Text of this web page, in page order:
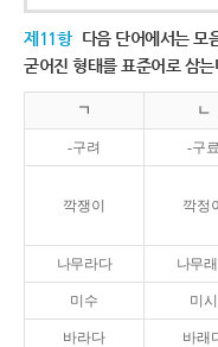
제11항 다음 단어에서는 모
굳어진 형태를 표준어로 삼
ㄱ ㄴ
-구려 -구료
깍쟁이 깍정이
나무라다 나무
미수 미시
바라다 바래